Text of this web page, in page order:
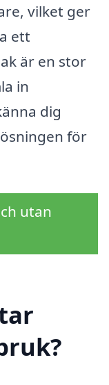
vilket ger
ett
är en stor
in
dig
för
utan